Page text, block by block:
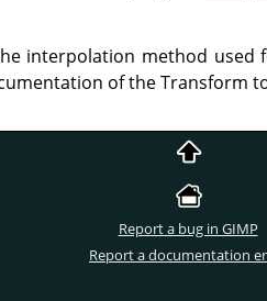
interpolation method used
of the Transform
Report a bug in GIMP
Report a documentation